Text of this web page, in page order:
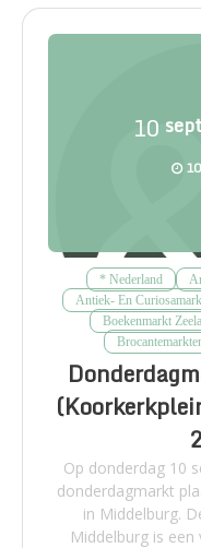
10
* Nederland
Antiek- En
Boekenmarkt
Op donderdag 10
donderdagmarkt
in Middelburg.
Middelburg is